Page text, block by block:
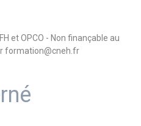
et OPCO - Non finançable au
formation@cneh.fr